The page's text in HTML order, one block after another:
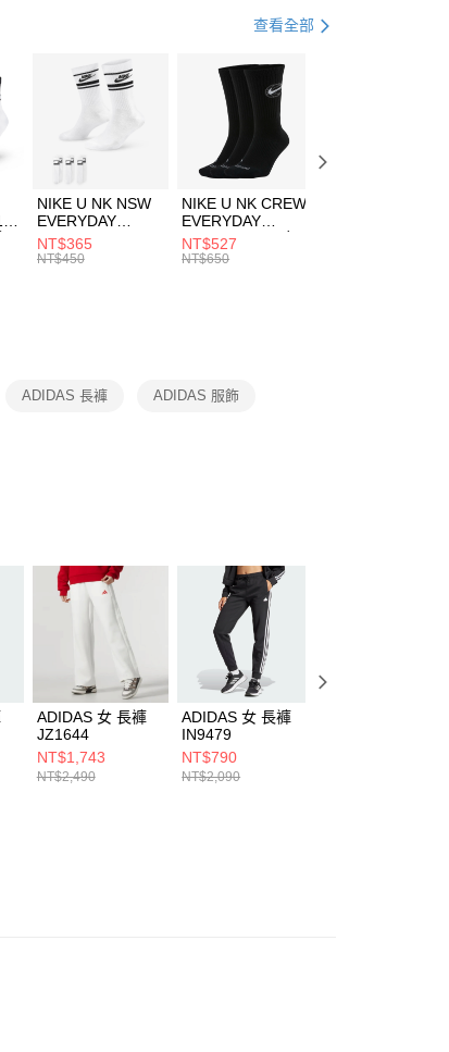
品／服務後，再付款。
」結帳流程】
擇「AFTEE先享後付」後，將跳轉至「AFTEE先享後
簡訊認證並確認金額後，即可完成結帳。
，您將收到繳費通知簡訊。
簡訊後14天內，點擊此簡訊中的連結，可透過四大超商
等多元方式進行付款，方視為交易完成。
完成當下不需立刻繳費，但若您需要取消訂單，請聯
未經商家同意取消之訂單仍視為有效，需透過AFTEE
用。
必要範圍內提供個人資料，並將交易相關給付款項請
身份認證。
多個帳號或使用他人資訊註冊。若發現惡意使用之情
有限公司將有權停止該用戶之使用額度並採取法律行
NT$1,500(含以上)免運費
NT$1,500(含以上)免運費
含以上)免運費
查看全部
NIKE U NK NSW
EVERYDAY
ESSENTIAL CR
男女 短統襪
NT$365
NT$450
NIKE U NK CREW
EVERYDAY
BBALL 3PR 男女
長統襪
NT$527
NT$650
ADIDAS 長褲 ADIDAS 服飾
ADIDAS 女 長褲
JZ1644
NT$1,743
NT$2,490
ADIDAS 女 長褲
IN9479
NT$790
NT$2,090